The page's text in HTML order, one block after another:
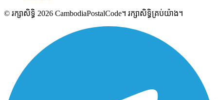
© រក្សាសិទ្ធិ 2026 CambodiaPostalCode។ រក្សាសិទ្ធិគ្រប់យ៉ាង។